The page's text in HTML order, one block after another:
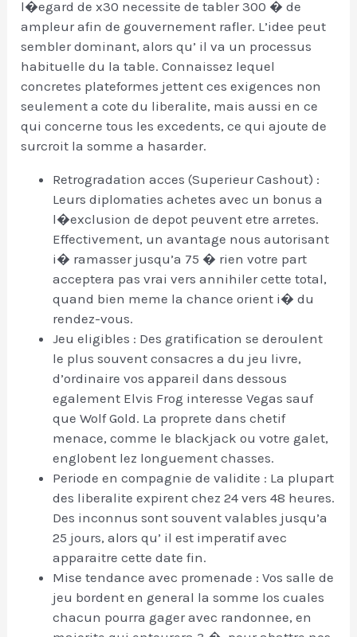
l�egard de x30 necessite de tabler 300 � de
ampleur afin de gouvernement rafler. L’idee peut
sembler dominant, alors qu’ il va un processus
habituelle du la table. Connaissez lequel
concretes plateformes jettent ces exigences non
seulement a cote du liberalite, mais aussi en ce
qui concerne tous les excedents, ce qui ajoute de
surcroit la somme a hasarder.
Retrogradation acces (Superieur Cashout) :
Leurs diplomaties achetes avec un bonus a
l�exclusion de depot peuvent etre arretes.
Effectivement, un avantage nous autorisant
i� ramasser jusqu’a 75 � rien votre part
acceptera pas vrai vers annihiler cette total,
quand bien meme la chance orient i� du
rendez-vous.
Jeu eligibles : Des gratification se deroulent
le plus souvent consacres a du jeu livre,
d’ordinaire vos appareil dans dessous
egalement Elvis Frog interesse Vegas sauf
que Wolf Gold. La proprete dans chetif
menace, comme le blackjack ou votre galet,
englobent lez longuement chasses.
Periode en compagnie de validite : La plupart
des liberalite expirent chez 24 vers 48 heures.
Des inconnus sont souvent valables jusqu’a
25 jours, alors qu’ il est imperatif avec
apparaitre cette date fin.
Mise tendance avec promenade : Vos salle de
jeu bordent en general la somme los cuales
chacun pourra gager avec randonnee, en